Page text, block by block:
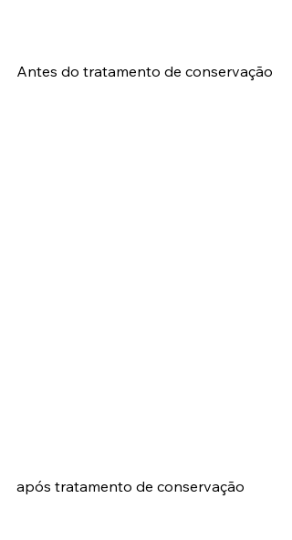
Antes do tratamento de conservação
após tratamento de conservação